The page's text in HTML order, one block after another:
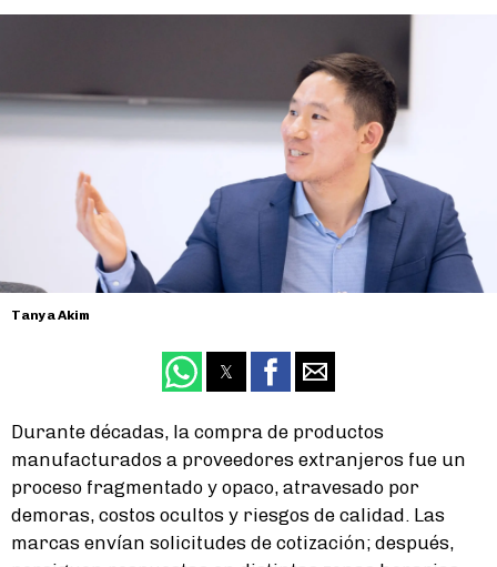
Tanya Akim
Durante décadas, la compra de productos
manufacturados a proveedores extranjeros fue un
proceso fragmentado y opaco, atravesado por
demoras, costos ocultos y riesgos de calidad. Las
marcas envían solicitudes de cotización; después,